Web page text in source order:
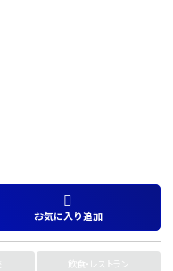
お気に入り追加
飲食・レストラン